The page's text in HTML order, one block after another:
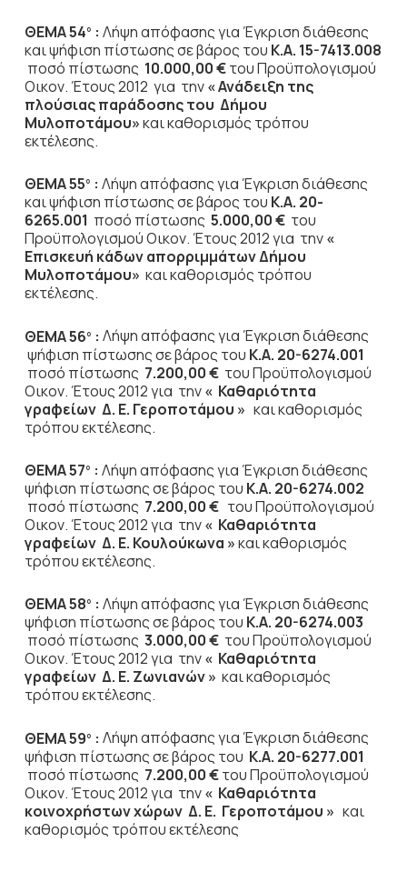
ΘΕΜΑ 54ο : Λήψη απόφασης για Έγκριση διάθεσης
και ψήφιση πίστωσης σε βάρος του Κ.Α. 15-7413.008
ποσό πίστωσης 10.000,00 €του Προϋπολογισμού
Οικον. Έτους 2012 για την« Ανάδειξη της
πλούσιας παράδοσης του Δήμου
Μυλοποτάμου»και καθορισμός τρόπου
εκτέλεσης.
ΘΕΜΑ 55ο : Λήψη απόφασης για Έγκριση διάθεσης
και ψήφιση πίστωσης σε βάρος του Κ.Α. 20-
6265.001 ποσό πίστωσης 5.000,00 €του
Προϋπολογισμού Οικον. Έτους 2012για την«
Επισκευή κάδων απορριμμάτων Δήμου
Μυλοποτάμου» και καθορισμός τρόπου
εκτέλεσης.
ΘΕΜΑ 56ο : Λήψη απόφασης για Έγκριση διάθεσης
ψήφιση πίστωσης σε βάρος του Κ.Α. 20-6274.001
ποσό πίστωσης 7.200,00 €του Προϋπολογισμού
Οικον. Έτους 2012 για την« Καθαριότητα
γραφείων Δ. Ε. Γεροποτάμου » και καθορισμός
τρόπου εκτέλεσης.
ΘΕΜΑ 57ο : Λήψη απόφασης για Έγκριση διάθεσης
ψήφιση πίστωσης σε βάρος του Κ.Α. 20-6274.002
ποσό πίστωσης 7.200,00 €του Προϋπολογισμού
Οικον. Έτους 2012 για την« Καθαριότητα
γραφείων Δ. Ε. Κουλούκωνα »και καθορισμός
τρόπου εκτέλεσης.
ΘΕΜΑ 58ο : Λήψη απόφασης για Έγκριση διάθεσης
ψήφιση πίστωσης σε βάρος του Κ.Α. 20-6274.003
ποσό πίστωσης 3.000,00 €του Προϋπολογισμού
Οικον. Έτους 2012για την« Καθαριότητα
γραφείων Δ. Ε. Ζωνιανών » και καθορισμός
τρόπου εκτέλεσης.
ΘΕΜΑ 59ο : Λήψη απόφασης για Έγκριση διάθεσης
ψήφιση πίστωσης σε βάρος του Κ.Α. 20-6277.001
ποσό πίστωσης 7.200,00 €του Προϋπολογισμού
Οικον. Έτους 2012 για την« Καθαριότητα
κοινοχρήστων χώρων Δ. Ε. Γεροποτάμου » και
καθορισμός τρόπου εκτέλεσης